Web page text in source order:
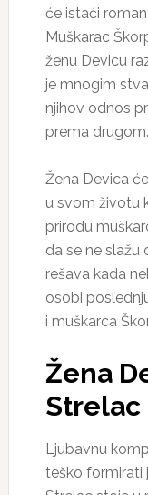
će istaći
Muškarac
ženu Devicu
je mnogim
njihov odnos
prema drugom.
Žena Devica
u svom životu
prirodu
da se ne slažu
rešava kada
osobi
i muškarca
Žena
Strelac
Ljubavnu
teško formirati